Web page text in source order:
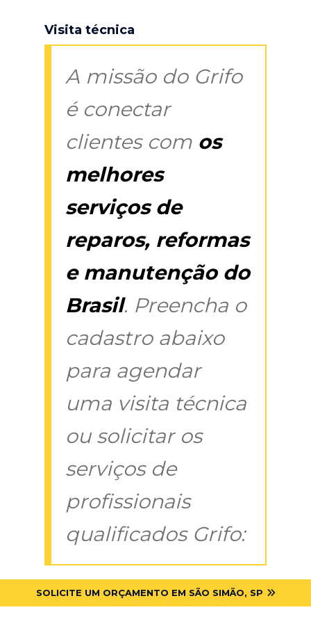
Visita técnica
A missão do Grifo
é conectar
clientes com os
melhores
serviços de
reparos, reformas
e manutenção do
Brasil. Preencha o
cadastro abaixo
para agendar
uma visita técnica
ou solicitar os
serviços de
profissionais
qualificados Grifo:
SOLICITE UM ORÇAMENTO EM SÃO SIMÃO, SP